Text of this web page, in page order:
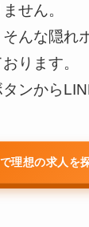
せん。
んな隠れ
ります。
ンから
理想の求人を